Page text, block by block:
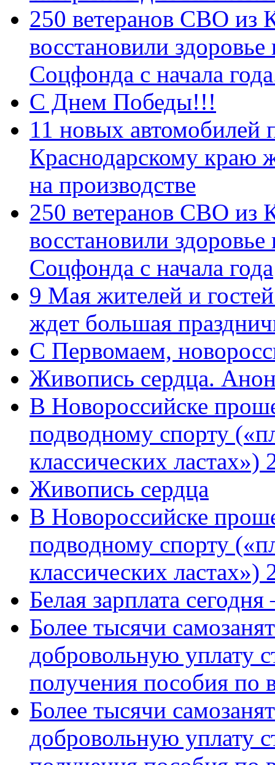
250 ветеранов СВО из
восстановили
Соцфонда с начала
С Днем Победы!!!
11 новых автомобилей
Краснодарскому краю
на производстве
250 ветеранов СВО из
восстановили
Соцфонда с начала года
9 Мая жителей и
ждет большая
C Первомаем,
Живопись сердца.
В Новороссийске
подводному спорту
классических
Живопись сердца
В Новороссийске
подводному спорту
классических ластах»)
Белая зарплата
Более тысячи
добровольную уплату
получения пособия по
Более тысячи
добровольную уплату